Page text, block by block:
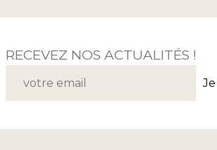
RECEVEZ NOS ACTUALITÉS !